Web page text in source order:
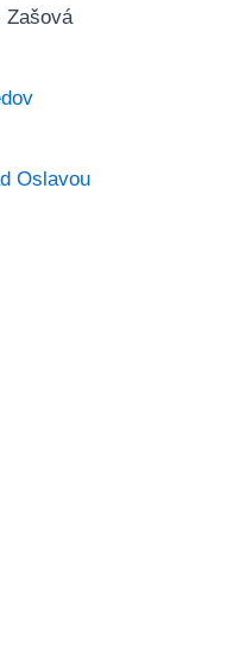
Zašová
Oslavou